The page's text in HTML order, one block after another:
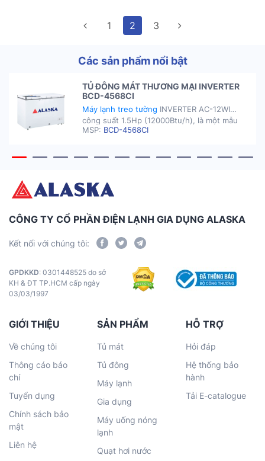
1 2 3
Các sản phẩm nổi bật
TỦ ĐÔNG MÁT THƯƠNG MẠI INVERTER
BCD-4568CI
Máy lạnh treo tường INVERTER AC-12WI
công suất 1.5Hp (12000Btu/h), là một mẫu
máy lạnh hiện đại với thiết kế đẹp mắt, sang
MSP: BCD-4568CI
CÔNG TY CỔ PHẦN ĐIỆN LẠNH GIA DỤNG ALASKA
Kết nối với chúng tôi:
GPDKKD: 0301448525 do sở
KH & ĐT TP.HCM cấp ngày
03/03/1997
GIỚI THIỆU
Về chúng tôi
Thông cáo báo
chí
Tuyển dụng
Chính sách bảo
mật
Liên hệ
SẢN PHẨM
Tủ mát
Tủ đông
Máy lạnh
Gia dụng
Máy uống nóng
lạnh
Quạt hơi nước
HỖ TRỢ
Hỏi đáp
Hệ thống bảo
hành
Tải E-catalogue